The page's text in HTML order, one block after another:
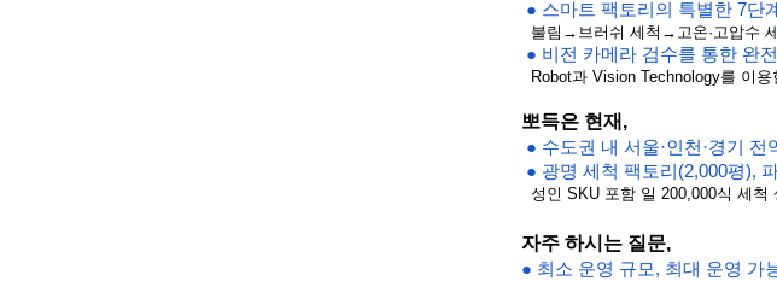
● 스마트 팩토리의 특별한 7단
불림→브러쉬 세척→고온·고압수
● 비전 카메라 검수를 통한 완
Robot과 Vision Technology를 이
뽀득은 현재,
● 수도권 내 서울·인천·경기 전
● 광명 세척 팩토리(2,000평),
성인 SKU 포함 일 200,000식 세척
자주 하시는 질문,
● 최소 운영 규모, 최대 운영 가